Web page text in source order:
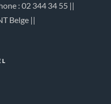
: 02 344 34 55 ||
Belge ||